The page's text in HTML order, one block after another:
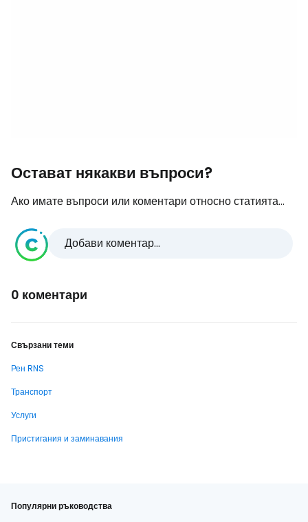
Остават някакви въпроси?
Ако имате въпроси или коментари относно статията...
Добави коментар...
0 коментари
Свързани теми
Рен RNS
Транспорт
Услуги
Пристигания и заминавания
Популярни ръководства